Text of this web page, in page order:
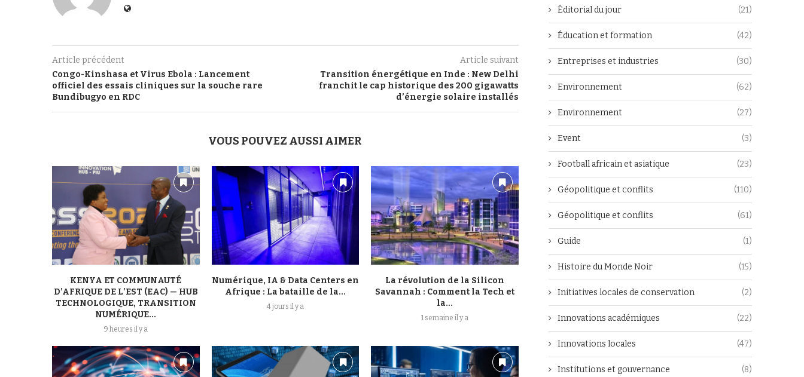
Article précédent
Congo-Kinshasa et Virus Ebola : Lancement
officiel des essais cliniques sur la souche rare
Bundibugyo en RDC
Article suivant
Transition énergétique en Inde : New Delhi
franchit le cap historique des 200 gigawatts
d’énergie solaire installés
VOUS POUVEZ AUSSI AIMER
KENYA ET COMMUNAUTÉ
D’AFRIQUE DE L’EST (EAC) — HUB
TECHNOLOGIQUE, TRANSITION
NUMÉRIQUE...
9 heures il y a
Numérique, IA & Data Centers en
Afrique : La bataille de la...
4 jours il y a
La révolution de la Silicon
Savannah : Comment la Tech et
la...
1 semaine il y a
Éditorial du jour (21)
Éducation et formation (42)
Entreprises et industries (30)
Environnement (62)
Environnement (27)
Event (3)
Football africain et asiatique (23)
Géopolitique et conflits (110)
Géopolitique et conflits (61)
Guide (1)
Histoire du Monde Noir (15)
Initiatives locales de conservation (2)
Innovations académiques (22)
Innovations locales (47)
Institutions et gouvernance (8)